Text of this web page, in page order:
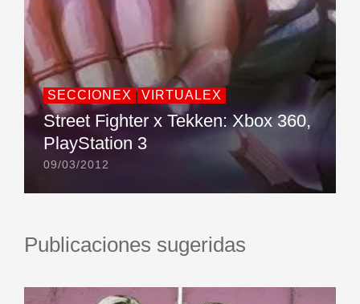
SECCIONEX VIRTUALEX
Street Fighter x Tekken: Xbox 360,
PlayStation 3
09/03/2012
Publicaciones sugeridas